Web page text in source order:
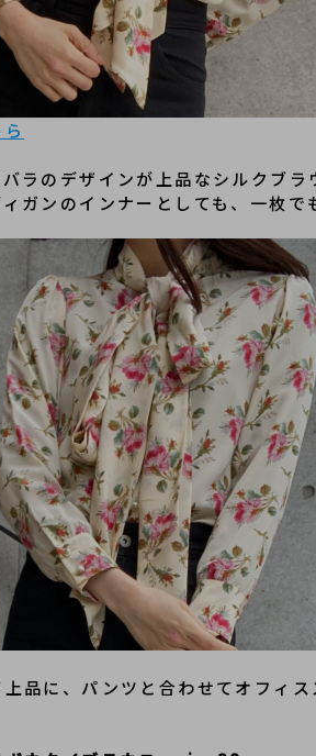
ラのデザインが上品なシルクブ
ガンのインナーとしても、一枚
品に、パンツと合わせてオフィ